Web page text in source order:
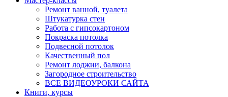
Ремонт ванной, туалета
Штукатурка стен
Работа с гипсокартоном
Покраска потолка
Подвесной потолок
Качественный пол
Ремонт лоджии, балкона
Загородное строительство
ВСЕ ВИДЕОУРОКИ САЙТА
Книги, курсы